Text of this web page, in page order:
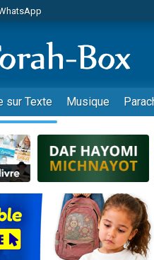
1 Journée de Vacances Pour les
sur Zoom
Diane, 80 ans, dans un
5 jours de vacances aux Orphelins
sur Texte Musique